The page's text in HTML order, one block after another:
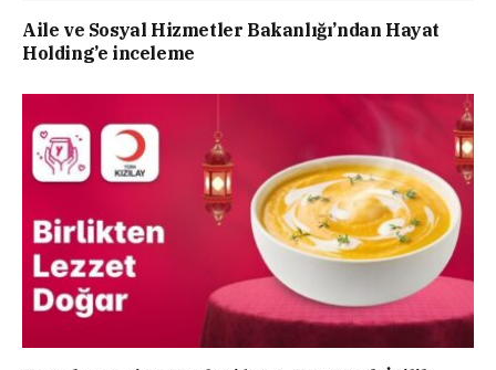
Aile ve Sosyal Hizmetler Bakanlığı’ndan Hayat
Holding’e inceleme